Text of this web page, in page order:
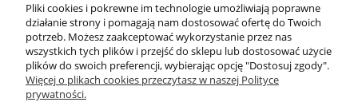
Pomoc
O nas
Pliki cookies i pokrewne im technologie umożliwiają poprawne
działanie strony i pomagają nam dostosować ofertę do Twoich
potrzeb. Możesz zaakceptować wykorzystanie przez nas
wszystkich tych plików i przejść do sklepu lub dostosować użycie
plików do swoich preferencji, wybierając opcję "Dostosuj zgody".
Więcej o plikach cookies przeczytasz w naszej Polityce
prywatności.